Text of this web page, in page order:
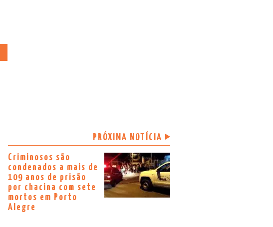
PRÓXIMA NOTÍCIA
Criminosos são
condenados a mais de
109 anos de prisão
por chacina com sete
mortos em Porto
Alegre